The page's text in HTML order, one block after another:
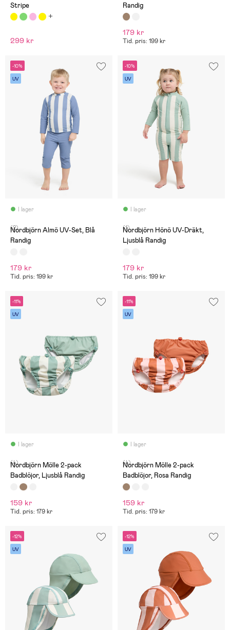
Stripe
299 kr
Randig
179 kr
Tid. pris: 199 kr
-10%
UV
I lager
(2)
Nordbjörn Almö UV-Set, Blå
Randig
179 kr
Tid. pris: 199 kr
-10%
UV
I lager
(1)
Nordbjörn Hönö UV-Dräkt,
Ljusblå Randig
179 kr
Tid. pris: 199 kr
-11%
UV
I lager
(4)
Nordbjörn Mölle 2-pack
Badblöjor, Ljusblå Randig
159 kr
Tid. pris: 179 kr
-11%
UV
I lager
(4)
Nordbjörn Mölle 2-pack
Badblöjor, Rosa Randig
159 kr
Tid. pris: 179 kr
-12%
UV
-12%
UV